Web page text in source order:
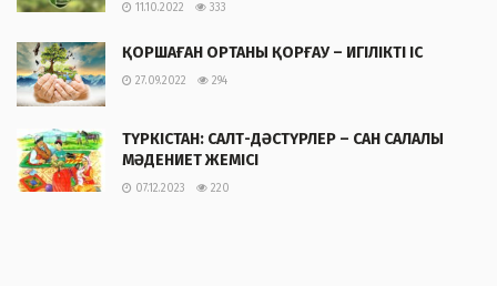
11.10.2022 333
ҚОРШАҒАН ОРТАНЫ ҚОРҒАУ – ИГІЛІКТІ ІС
27.09.2022 294
ТҮРКІСТАН: САЛТ-ДӘСТҮРЛЕР – САН САЛАЛЫ
МӘДЕНИЕТ ЖЕМІСІ
07.12.2023 220